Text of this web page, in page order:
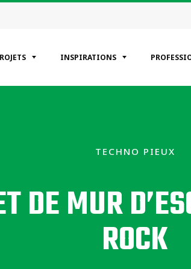
INSPIRATIONS
TECHNO PIEUX
DE MUR
ROCK